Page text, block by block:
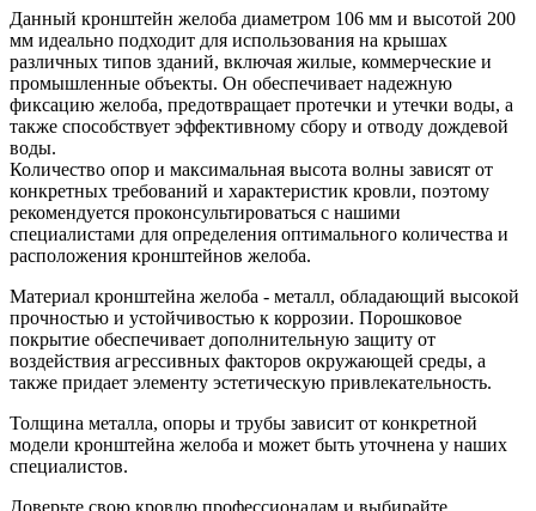
Данный кронштейн желоба диаметром 106 мм и высотой 200
мм идеально подходит для использования на крышах
различных типов зданий, включая жилые, коммерческие и
промышленные объекты. Он обеспечивает надежную
фиксацию желоба, предотвращает протечки и утечки воды, а
также способствует эффективному сбору и отводу дождевой
воды.
Количество опор и максимальная высота волны зависят от
конкретных требований и характеристик кровли, поэтому
рекомендуется проконсультироваться с нашими
специалистами для определения оптимального количества и
расположения кронштейнов желоба.
Материал кронштейна желоба - металл, обладающий высокой
прочностью и устойчивостью к коррозии. Порошковое
покрытие обеспечивает дополнительную защиту от
воздействия агрессивных факторов окружающей среды, а
также придает элементу эстетическую привлекательность.
Толщина металла, опоры и трубы зависит от конкретной
модели кронштейна желоба и может быть уточнена у наших
специалистов.
Доверьте свою кровлю профессионалам и выбирайте